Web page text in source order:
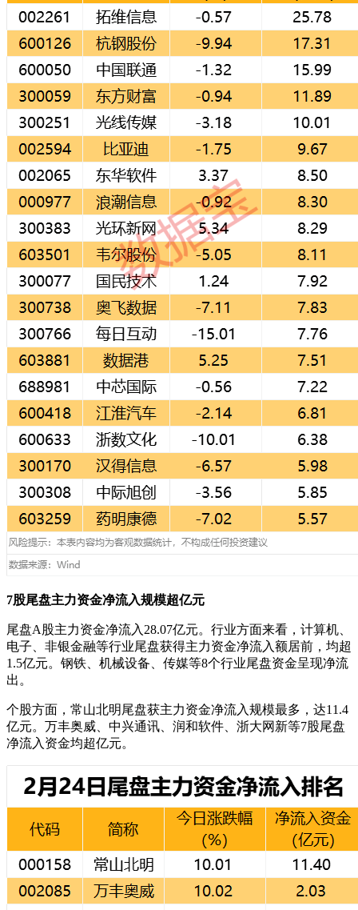
7股尾盘主力资金净流入规模超亿元
尾盘A股主力资金净流入28.07亿元。行业方面来看，计算机、
电子、非银金融等行业尾盘获得主力资金净流入额居前，均超
1.5亿元。钢铁、机械设备、传媒等8个行业尾盘资金呈现净流
出。
个股方面，常山北明尾盘获主力资金净流入规模最多，达11.4
亿元。万丰奥威、中兴通讯、润和软件、浙大网新等7股尾盘
净流入资金均超亿元。